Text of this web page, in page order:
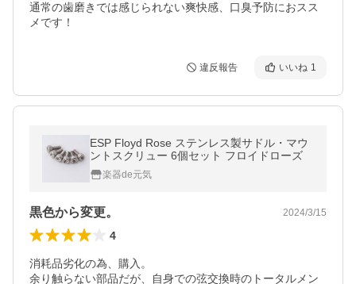
通常の歯磨きでは感じられない爽快感、口臭予防におスス
メです！
違反報告 いいね 1
ESP Floyd Rose ステンレス製サドル・マウ
ントスクリュー 6個セット フロイドローズ
楽器de元気
黒色から変更。 2024/3/15
4
消耗品劣化の為、購入。
余り触らない部品だが、自身での弦交換時のトータルメン